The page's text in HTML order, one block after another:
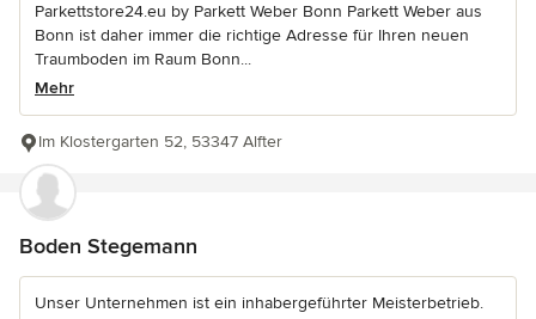
Parkettstore24.eu by Parkett Weber Bonn Parkett Weber aus
Bonn ist daher immer die richtige Adresse für Ihren neuen
Traumboden im Raum Bonn...
Mehr
Im Klostergarten 52, 53347 Alfter
Boden Stegemann
Unser Unternehmen ist ein inhabergeführter Meisterbetrieb.